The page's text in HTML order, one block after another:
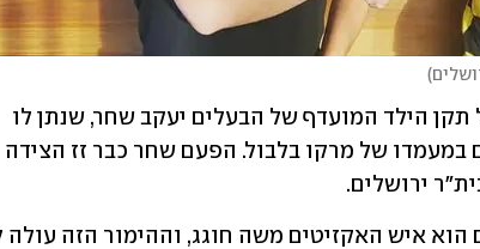
)
ירושלים.